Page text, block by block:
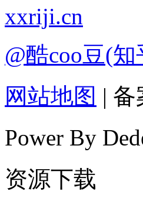
xxriji.cn
@酷coo豆(知
网站地图 | 备
Power By
资源下载